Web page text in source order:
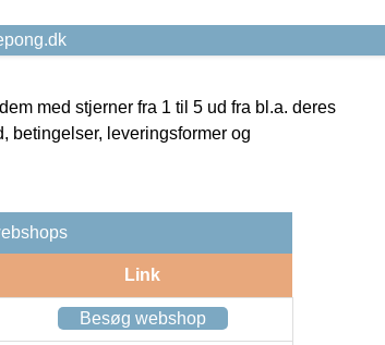
med stjerner fra 1 til 5 ud fra bl.a. deres
betingelser, leveringsformer og
Link
Besøg webshop